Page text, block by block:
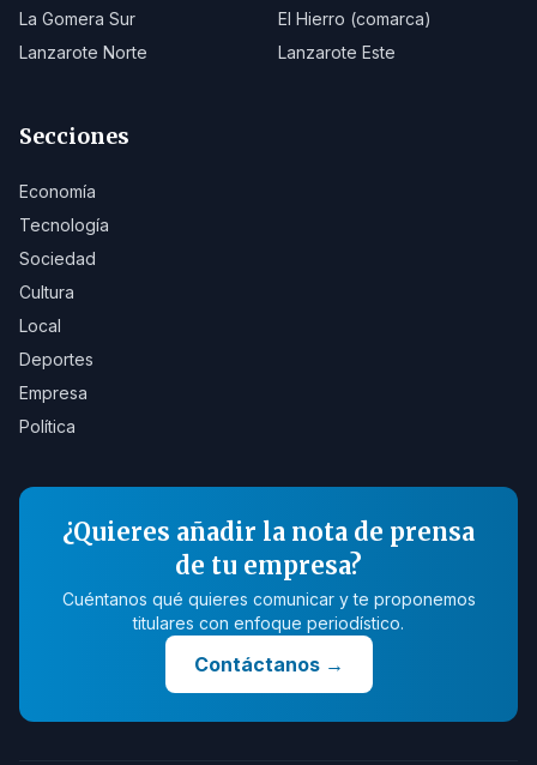
La Gomera Sur
El Hierro (comarca)
Lanzarote Norte
Lanzarote Este
Secciones
Economía
Tecnología
Sociedad
Cultura
Local
Deportes
Empresa
Política
¿Quieres añadir la nota de prensa
de tu empresa?
Cuéntanos qué quieres comunicar y te proponemos
titulares con enfoque periodístico.
Contáctanos→